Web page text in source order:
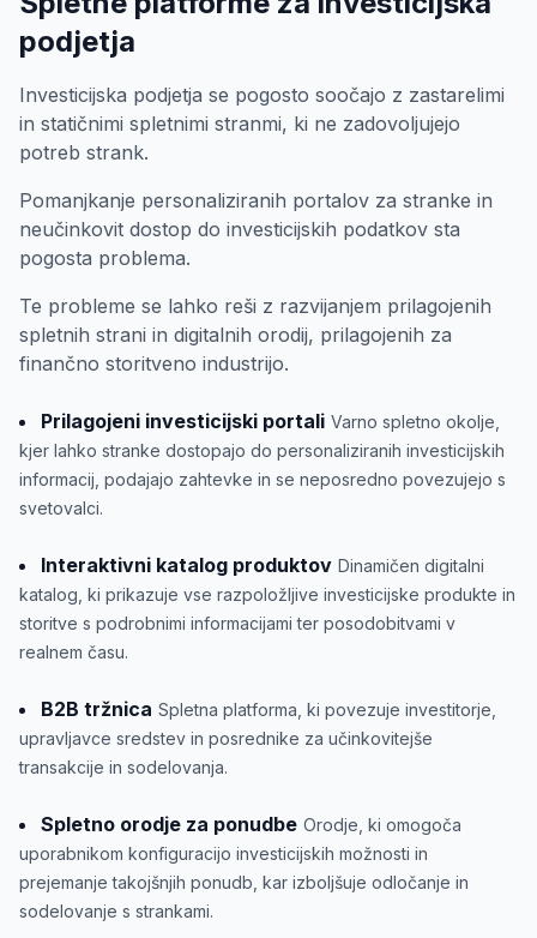
podjetja
Investicijska podjetja se pogosto soočajo z zastarelimi
in statičnimi spletnimi stranmi, ki ne zadovoljujejo
potreb strank.
Pomanjkanje personaliziranih portalov za stranke in
neučinkovit dostop do investicijskih podatkov sta
pogosta problema.
Te probleme se lahko reši z razvijanjem prilagojenih
spletnih strani in digitalnih orodij, prilagojenih za
finančno storitveno industrijo.
Prilagojeni investicijski portali Varno spletno okolje,
kjer lahko stranke dostopajo do personaliziranih investicijskih
informacij, podajajo zahtevke in se neposredno povezujejo s
svetovalci.
Interaktivni katalog produktov Dinamičen digitalni
katalog, ki prikazuje vse razpoložljive investicijske produkte in
storitve s podrobnimi informacijami ter posodobitvami v
realnem času.
B2B tržnica Spletna platforma, ki povezuje investitorje,
upravljavce sredstev in posrednike za učinkovitejše
transakcije in sodelovanja.
Spletno orodje za ponudbe Orodje, ki omogoča
uporabnikom konfiguracijo investicijskih možnosti in
prejemanje takojšnjih ponudb, kar izboljšuje odločanje in
sodelovanje s strankami.